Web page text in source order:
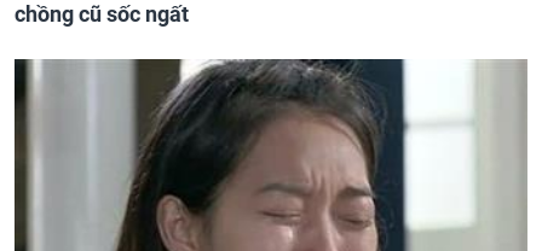
chồng cũ sốc ngất